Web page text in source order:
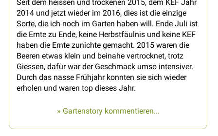
Seit dem heissen und trockenen 2015, dem KEF Jahr
2014 und jetzt wieder im 2016, dies ist die einzige
Sorte, die ich noch im Garten haben will. Ende Juli ist
die Ernte zu Ende, keine Herbstfäulnis und keine KEF
haben die Ernte zunichte gemacht. 2015 waren die
Beeren etwas klein und beinahe vertrocknet, trotz
Giessen, dafür war der Geschmack umso intensiver.
Durch das nasse Frühjahr konnten sie sich wieder
erholen und waren top dieses Jahr.
» Gartenstory kommentieren...